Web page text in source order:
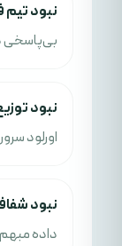
نبود
بی‌پاسخی
نبود
اورلود
نبود
داده مبهم